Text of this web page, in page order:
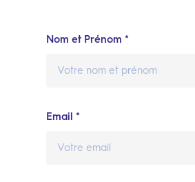
Nom et Prénom *
Email *